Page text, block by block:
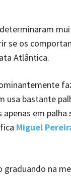
se os
Atlântica.
usa bastante
em palha
Miguel
na